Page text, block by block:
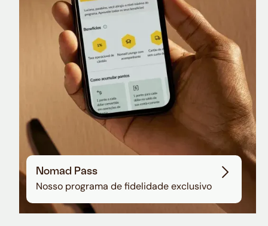
Nomad Pass
Nosso programa de fidelidade exclusivo